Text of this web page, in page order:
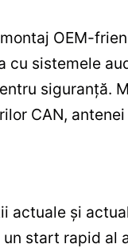
OEM-
sistemele
siguranță.
CAN,
actuale și
start rapid